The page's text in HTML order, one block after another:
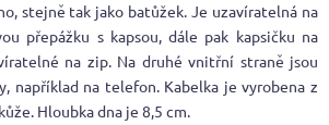
stejně tak jako batůžek. Je uzavíratelná na
přepážku s kapsou, dále pak kapsičku na
na zip. Na druhé vnitřní straně jsou
například na telefon. Kabelka je vyrobena z
Hloubka dna je 8,5 cm.